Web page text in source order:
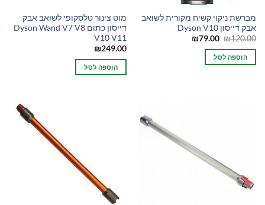
מברשת ניקוי קשיח מקורית לשואב
אבק דייסון Dyson V10
₪120.00
המחיר
היה:
₪120.00.
₪79.00
המחיר
הוספה לסל
מוט צינור טלסקופי לשואב אבק
דייסון כתום Dyson Wand V7 V8
V10 V11
₪249.00
הוספה לסל